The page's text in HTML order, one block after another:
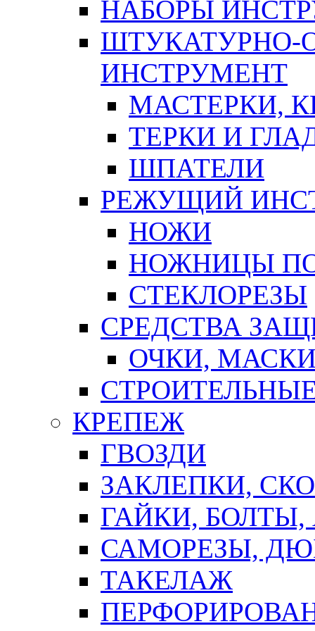
НАБОРЫ
ШТУКАТУРНО-
ИНСТРУМЕНТ
МАСТЕРКИ,
ТЕРКИ И
ШПАТЕЛИ
РЕЖУЩИЙ
НОЖИ
НОЖНИЦЫ
СТЕКЛОРЕЗЫ
СРЕДСТВА
ОЧКИ,
КРЕПЕЖ
ГВОЗДИ
ЗАКЛЕПКИ,
ГАЙКИ,
САМОРЕЗЫ,
ТАКЕЛАЖ